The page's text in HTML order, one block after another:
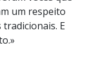
um respeito
E